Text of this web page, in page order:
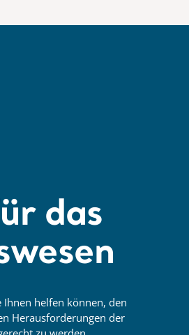
das
Ihnen helfen können, den
Herausforderungen der